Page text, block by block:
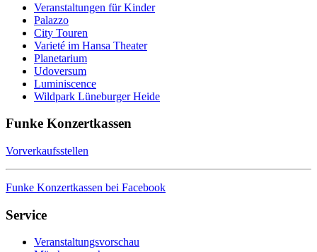
Veranstaltungen für Kinder
Palazzo
City Touren
Varieté im Hansa Theater
Planetarium
Udoversum
Luminiscence
Wildpark Lüneburger Heide
Funke Konzertkassen
Vorverkaufsstellen
Funke Konzertkassen bei Facebook
Service
Veranstaltungsvorschau